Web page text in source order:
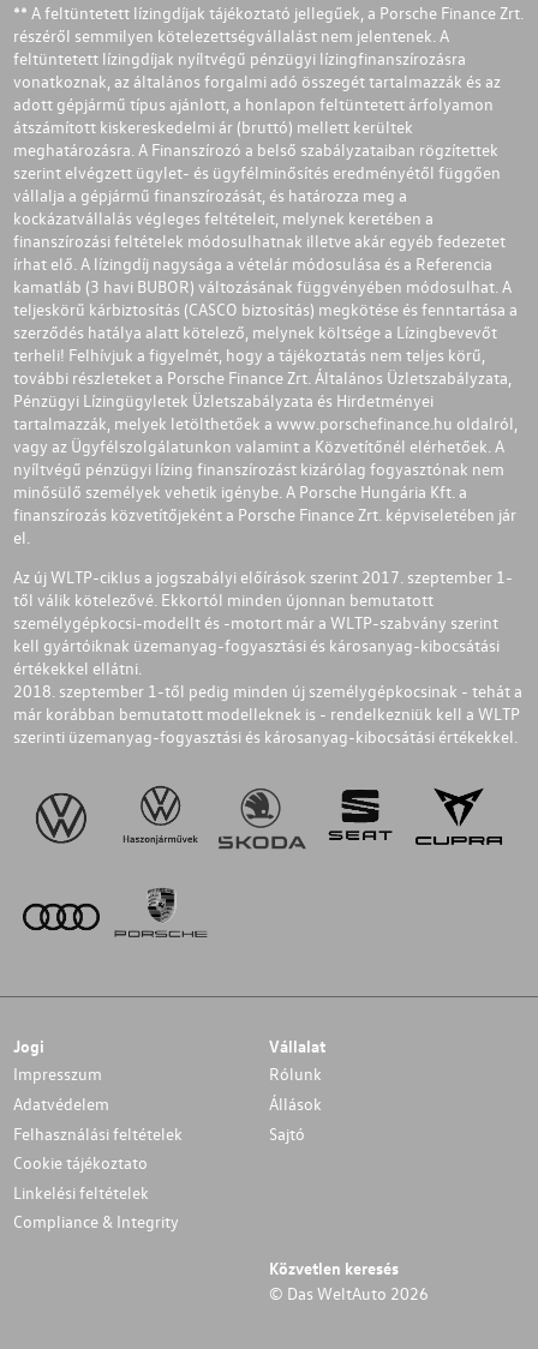
** A feltüntetett lízingdíjak tájékoztató jellegűek, a Porsche Finance Zrt.
részéről semmilyen kötelezettségvállalást nem jelentenek. A
feltüntetett lízingdíjak nyíltvégű pénzügyi lízingfinanszírozásra
vonatkoznak, az általános forgalmi adó összegét tartalmazzák és az
adott gépjármű típus ajánlott, a honlapon feltüntetett árfolyamon
átszámított kiskereskedelmi ár (bruttó) mellett kerültek
meghatározásra. A Finanszírozó a belső szabályzataiban rögzítettek
szerint elvégzett ügylet- és ügyfélminősítés eredményétől függően
vállalja a gépjármű finanszírozását, és határozza meg a
kockázatvállalás végleges feltételeit, melynek keretében a
finanszírozási feltételek módosulhatnak illetve akár egyéb fedezetet
írhat elő. A lízingdíj nagysága a vételár módosulása és a Referencia
kamatláb (3 havi BUBOR) változásának függvényében módosulhat. A
teljeskörű kárbiztosítás (CASCO biztosítás) megkötése és fenntartása a
szerződés hatálya alatt kötelező, melynek költsége a Lízingbevevőt
terheli! Felhívjuk a figyelmét, hogy a tájékoztatás nem teljes körű,
további részleteket a Porsche Finance Zrt. Általános Üzletszabályzata,
Pénzügyi Lízingügyletek Üzletszabályzata és Hirdetményei
tartalmazzák, melyek letölthetőek a www.porschefinance.hu oldalról,
vagy az Ügyfélszolgálatunkon valamint a Közvetítőnél elérhetőek. A
nyíltvégű pénzügyi lízing finanszírozást kizárólag fogyasztónak nem
minősülő személyek vehetik igénybe. A Porsche Hungária Kft. a
finanszírozás közvetítőjeként a Porsche Finance Zrt. képviseletében jár
el.
Az új WLTP-ciklus a jogszabályi előírások szerint 2017. szeptember 1-
től válik kötelezővé. Ekkortól minden újonnan bemutatott
személygépkocsi-modellt és -motort már a WLTP-szabvány szerint
kell gyártóiknak üzemanyag-fogyasztási és károsanyag-kibocsátási
értékekkel ellátni.
2018. szeptember 1-től pedig minden új személygépkocsinak - tehát a
már korábban bemutatott modelleknek is - rendelkezniük kell a WLTP
szerinti üzemanyag-fogyasztási és károsanyag-kibocsátási értékekkel.
Jogi
Impresszum
Adatvédelem
Felhasználási feltételek
Cookie tájékoztato
Linkelési feltételek
Compliance & Integrity
Vállalat
Rólunk
Állások
Sajtó
Közvetlen keresés
© Das WeltAuto 2026